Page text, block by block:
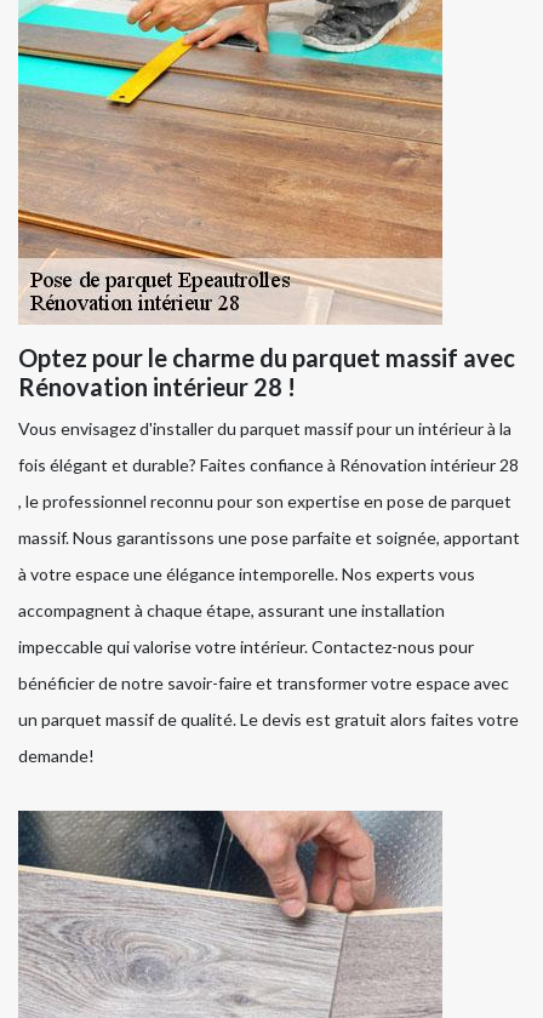
Optez pour le charme du parquet massif avec
Rénovation intérieur 28 !
Vous envisagez d'installer du parquet massif pour un intérieur à la
fois élégant et durable? Faites confiance à Rénovation intérieur 28
, le professionnel reconnu pour son expertise en pose de parquet
massif. Nous garantissons une pose parfaite et soignée, apportant
à votre espace une élégance intemporelle. Nos experts vous
accompagnent à chaque étape, assurant une installation
impeccable qui valorise votre intérieur. Contactez-nous pour
bénéficier de notre savoir-faire et transformer votre espace avec
un parquet massif de qualité. Le devis est gratuit alors faites votre
demande!